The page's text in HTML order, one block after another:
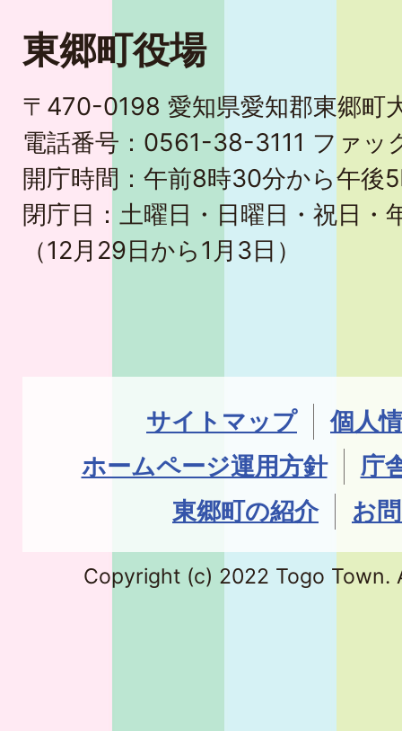
東郷町役場
〒470-0198 愛知県愛知郡東郷町
電話番号：0561-38-3111 ファ
開庁時間：午前8時30分から午後
閉庁日：土曜日・日曜日・祝日・
（12月29日から1月3日）
サイトマップ
個人
ホームページ運用方針
庁
東郷町の紹介
お
Copyright (c) 2022 Togo Town.